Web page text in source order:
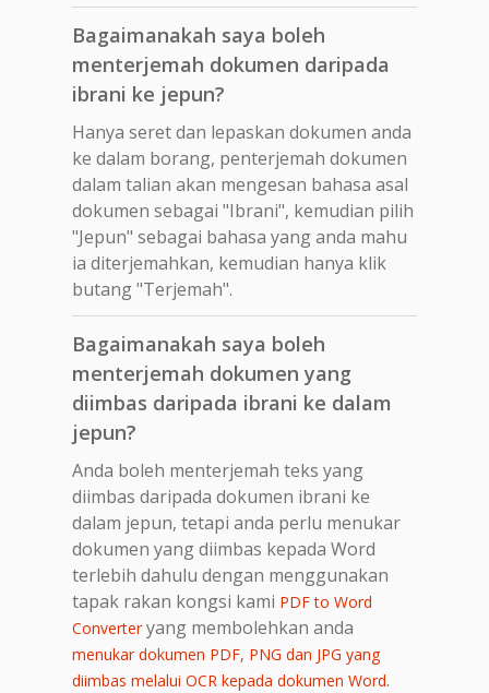
Bagaimanakah saya boleh
menterjemah dokumen daripada
ibrani ke jepun?
Hanya seret dan lepaskan dokumen anda
ke dalam borang, penterjemah dokumen
dalam talian akan mengesan bahasa asal
dokumen sebagai "Ibrani", kemudian pilih
"Jepun" sebagai bahasa yang anda mahu
ia diterjemahkan, kemudian hanya klik
butang "Terjemah".
Bagaimanakah saya boleh
menterjemah dokumen yang
diimbas daripada ibrani ke dalam
jepun?
Anda boleh menterjemah teks yang
diimbas daripada dokumen ibrani ke
dalam jepun, tetapi anda perlu menukar
dokumen yang diimbas kepada Word
terlebih dahulu dengan menggunakan
tapak rakan kongsi kami PDF to Word
Converteryang membolehkan anda
menukar dokumen PDF, PNG dan JPG yang
diimbas melalui OCR kepada dokumen Word.